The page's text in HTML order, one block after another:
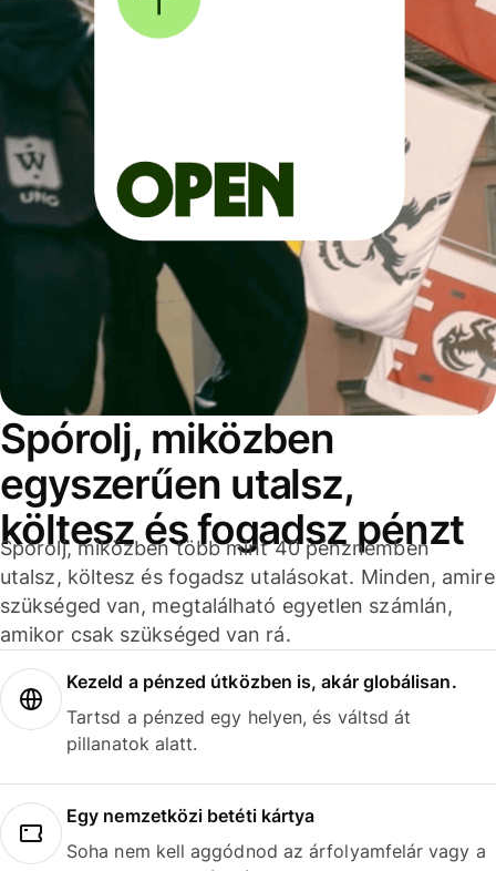
Spórolj, miközben
egyszerűen utalsz,
költesz és fogadsz pénzt
Spórolj, miközben több mint 40 pénznemben
utalsz, költesz és fogadsz utalásokat. Minden, amire
szükséged van, megtalálható egyetlen számlán,
amikor csak szükséged van rá.
Kezeld a pénzed útközben is, akár globálisan.
Tartsd a pénzed egy helyen, és váltsd át
pillanatok alatt.
Egy nemzetközi betéti kártya
Soha nem kell aggódnod az árfolyamfelár vagy a